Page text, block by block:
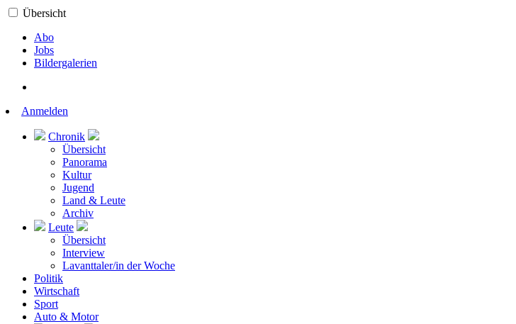
Übersicht
Abo
Jobs
Bildergalerien
Anmelden
Chronik
Übersicht
Panorama
Kultur
Jugend
Land & Leute
Archiv
Leute
Übersicht
Interview
Lavanttaler/in der Woche
Politik
Wirtschaft
Sport
Auto & Motor